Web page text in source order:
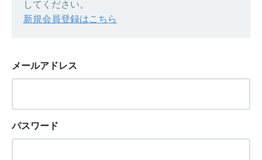
してください。
新規会員登録はこちら
メールアドレス
パスワード